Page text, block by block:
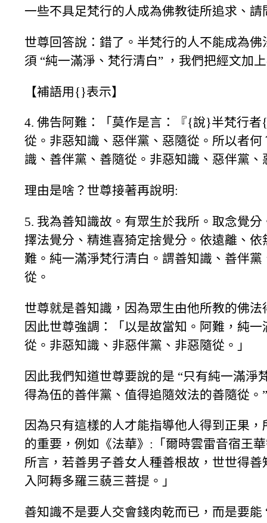
一些不具足梵行的人成為佛教徒所追求、
世尊回答說：錯了。半梵行的人不能成為
須 “純一滿淨、梵行清白” ，我們把經文加
【補語用{}表示】
4. 佛告阿難：「莫作是言：『{說}半梵行
從。非惡知識、惡伴黨、惡隨從。所以者
識、善伴黨、善隨從。非惡知識、惡伴黨、
理由是啥？世尊接著再說明:
5. 我為善知識故。有眾生於我所。取念覺
擇法覺分、精進喜猗定捨覺分。依遠離、
難。純一滿淨梵行清白。謂善知識、善伴
從。
世尊就是善知識，因為眾生由他所教的佛法
因此世尊強調：「以是故當知。阿難，純
從。非惡知識、非惡伴黨、非惡隨從。」
因此我們知道世尊要說的是 “只有純一滿
得為伍的善伴黨、值得追隨效法的善隨從。”
因為只有這樣的人才能指導他人得到正果
的重要，例如《法華》:「爾時雲雷音宿王
所言，若善男子善女人種善根故，世世得
入阿耨多羅三藐三菩提。」
善知識不是要人交會錢肉乾而已，而是要